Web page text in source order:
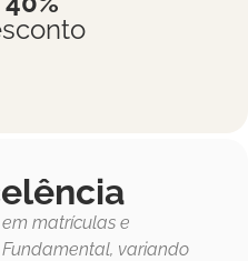
matrículas e
variando